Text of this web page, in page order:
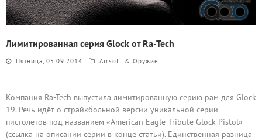
Лимитированная серия Glock от Ra-Tech
Пятница, 05.09.2014 Airsoft & Оружие
Компания Ra-Tech выпустила лимитированную серию рам для Glock
19. Речь идёт о страйкбольной версии уникальной серии
пистолетов под названием «American Eagle Tribute Glock Pistol»
(ссылка на описании серии в конце статьи). Единственная разница